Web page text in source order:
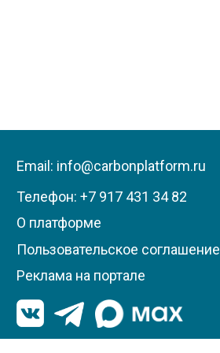
Телефон: +7 917 431 34 82
Email: info@carbonplatform.ru
Реклама на портале
Пользовательское соглашение
О платформе